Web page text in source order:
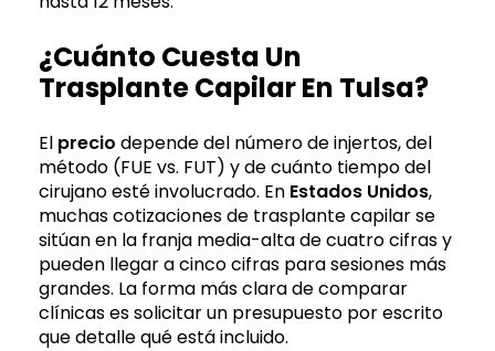
¿Cuánto Cuesta Un
Trasplante Capilar En Tulsa?
El precio depende del número de injertos, del
método (FUE vs. FUT) y de cuánto tiempo del
cirujano esté involucrado. En Estados Unidos,
muchas cotizaciones de trasplante capilar se
sitúan en la franja media-alta de cuatro cifras y
pueden llegar a cinco cifras para sesiones más
grandes. La forma más clara de comparar
clínicas es solicitar un presupuesto por escrito
que detalle qué está incluido.